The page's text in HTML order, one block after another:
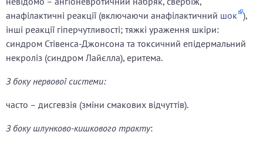
анафілактичні реакції (включаючи анафілактичний шок ),
інші реакції гіперчутливості; тяжкі ураження шкіри:
синдром Стівенса-Джонсона та токсичний епідермальний
некроліз (синдром Лайєлла), еритема.
З боку нервової системи:
часто – дисгевзія (зміни смакових відчуттів).
З боку шлунково-кишкового тракту: